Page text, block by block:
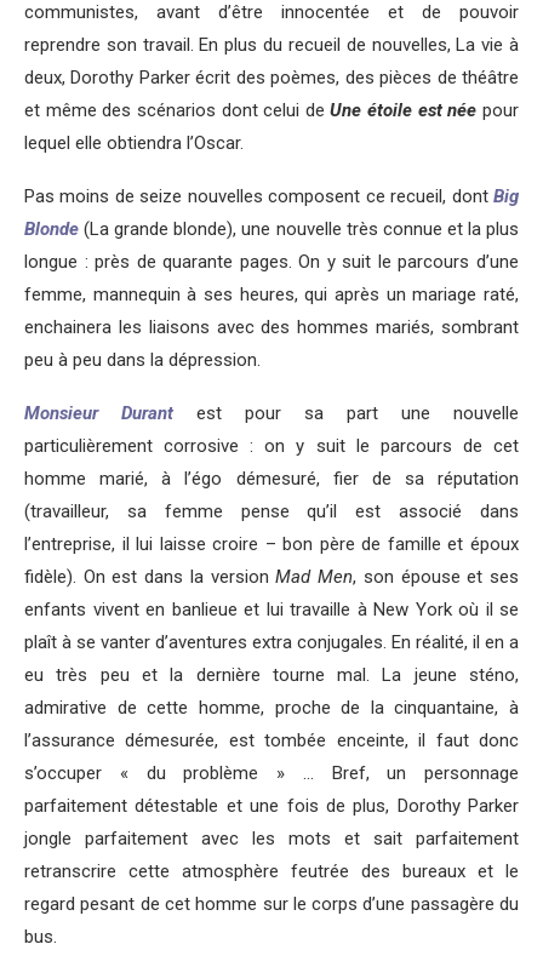
communistes, avant d’être innocentée et de pouvoir
reprendre son travail. En plus du recueil de nouvelles, La vie à
deux, Dorothy Parker écrit des poèmes, des pièces de théâtre
et même des scénarios dont celui deUne étoile est née pour
lequel elle obtiendra l’Oscar.
Pas moins de seize nouvelles composent ce recueil, dont Big
Blonde (La grande blonde), une nouvelle très connue et la plus
longue : près de quarante pages. On y suit le parcours d’une
femme, mannequin à ses heures, qui après un mariage raté,
enchainera les liaisons avec des hommes mariés, sombrant
peu à peu dans la dépression.
Monsieur Durant est pour sa part une nouvelle
particulièrement corrosive : on y suit le parcours de cet
homme marié, à l’égo démesuré, fier de sa réputation
(travailleur, sa femme pense qu’il est associé dans
l’entreprise, il lui laisse croire – bon père de famille et époux
fidèle). On est dans la versionMad Men, son épouse et ses
enfants vivent en banlieue et lui travaille à New York où il se
plaît à se vanter d’aventures extra conjugales. En réalité, il en a
eu très peu et la dernière tourne mal. La jeune sténo,
admirative de cette homme, proche de la cinquantaine, à
l’assurance démesurée, est tombée enceinte, il faut donc
s’occuper « du problème » … Bref, un personnage
parfaitement détestable et une fois de plus, Dorothy Parker
jongle parfaitement avec les mots et sait parfaitement
retranscrire cette atmosphère feutrée des bureaux et le
regard pesant de cet homme sur le corps d’une passagère du
bus.